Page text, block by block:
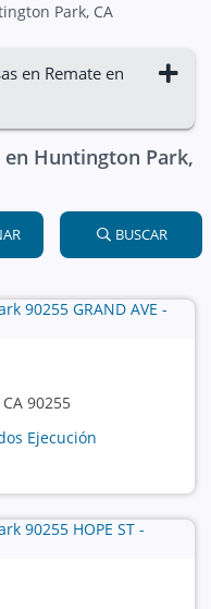
Park, CA
en Remate en
Huntington Park,
BUSCAR
90255
Ejecución